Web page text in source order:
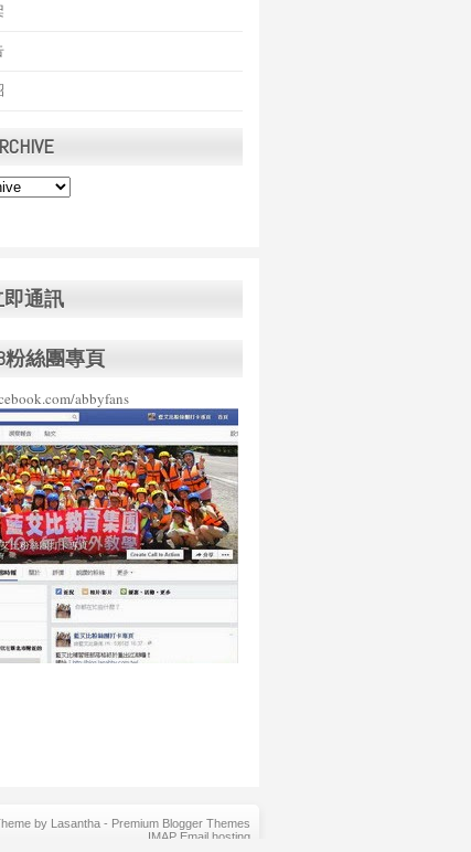
通訊
粉絲團專頁
abbyfans
by Lasantha - Premium Blogger Themes
IMAP Email hosting